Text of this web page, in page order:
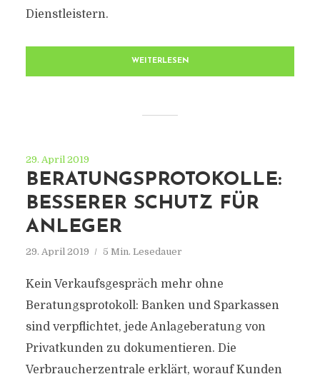
Dienstleistern.
WEITERLESEN
29. April 2019
BERATUNGSPROTOKOLLE:
BESSERER SCHUTZ FÜR
ANLEGER
29. April 2019 5 Min. Lesedauer
Kein Verkaufsgespräch mehr ohne
Beratungsprotokoll: Banken und Sparkassen
sind verpflichtet, jede Anlageberatung von
Privatkunden zu dokumentieren. Die
Verbraucherzentrale erklärt, worauf Kunden